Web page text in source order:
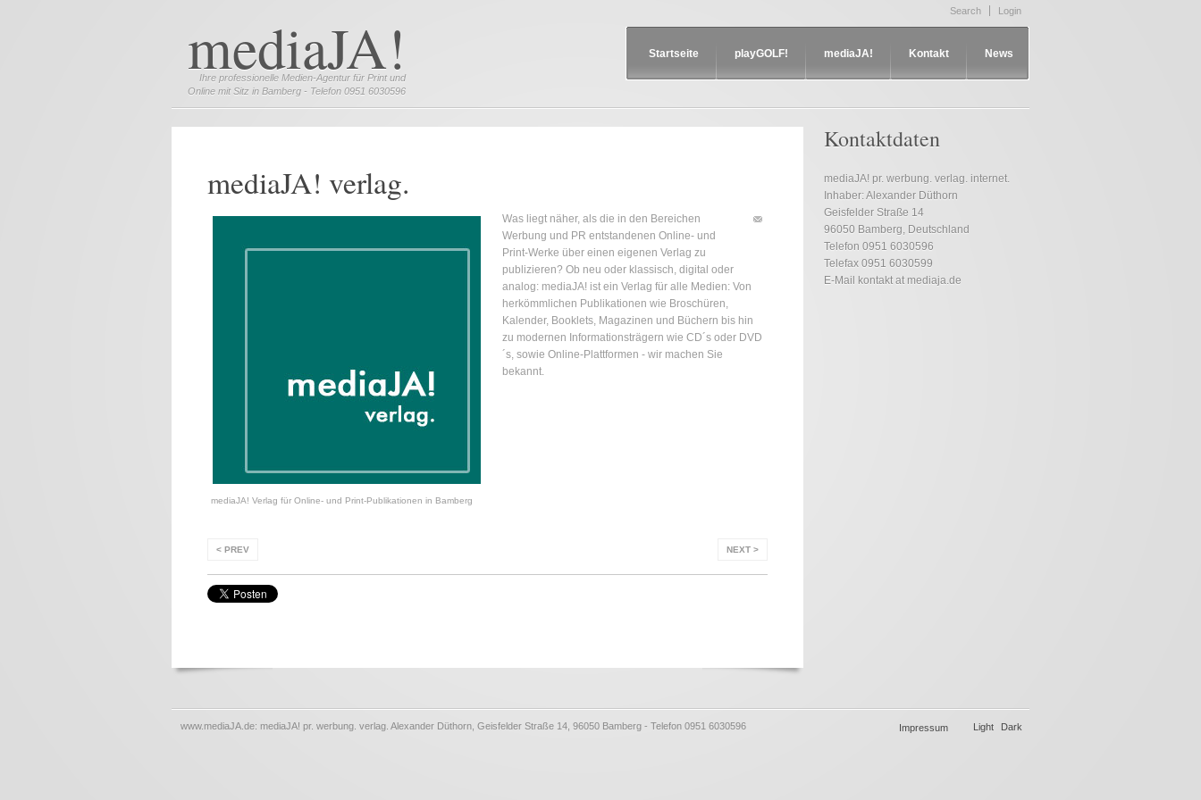
Login
Search
mediaJA!
Ihre professionelle Medien-Agentur für Print und
Online mit Sitz in Bamberg - Telefon 0951 6030596
Startseite playGOLF!
Zur playGOLF-Website
mediaJA!
Eine Agentur für alle Medien-
mediaJA! public relations.
alles, was Sie für gute PR brauchen.
mediaJA! verlag.
-management
Kontakt News
mediaJA! verlag.
mediaJA! Verlag für Online- und Print-Publikationen in Bamberg
Was liegt näher, als die in den Bereichen
Werbung und PR entstandenen Online- und
Print-Werke über einen eigenen Verlag zu
publizieren? Ob neu oder klassisch, digital oder
analog: mediaJA! ist ein Verlag für alle Medien: Von
herkömmlichen Publikationen wie Broschüren,
Kalender, Booklets, Magazinen und Büchern bis hin
zu modernen Informationsträgern wie CD´s oder DVD
´s, sowie Online-Plattformen - wir machen Sie
bekannt.
< PREV NEXT >
Kontaktdaten
mediaJA! pr. werbung. verlag. internet.
Inhaber: Alexander Düthorn
Geisfelder Straße 14
96050 Bamberg, Deutschland
Telefon 0951 6030596
Telefax 0951 6030599
E-Mail kontakt at mediaja.de
Light Dark
Impressum
www.mediaJA.de: mediaJA! pr. werbung. verlag. Alexander Düthorn, Geisfelder Straße 14, 96050 Bamberg - Telefon 0951 6030596